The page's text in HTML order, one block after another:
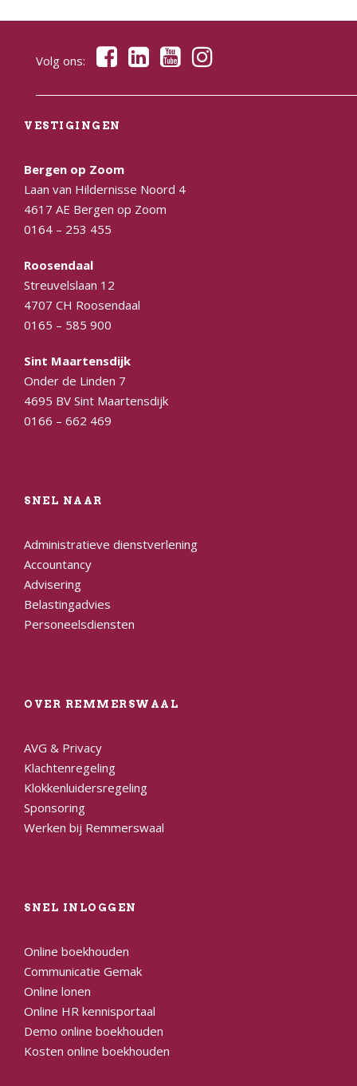
Volg ons:
VESTIGINGEN
Bergen op Zoom
Laan van Hildernisse Noord 4
4617 AE Bergen op Zoom
0164 – 253 455
Roosendaal
Streuvelslaan 12
4707 CH Roosendaal
0165 – 585 900
Sint Maartensdijk
Onder de Linden 7
4695 BV Sint Maartensdijk
0166 – 662 469
SNEL NAAR
Administratieve dienstverlening
Accountancy
Advisering
Belastingadvies
Personeelsdiensten
OVER REMMERSWAAL
AVG & Privacy
Klachtenregeling
Klokkenluidersregeling
Sponsoring
Werken bij Remmerswaal
SNEL INLOGGEN
Online boekhouden
Communicatie Gemak
Online lonen
Online HR kennisportaal
Demo online boekhouden
Kosten online boekhouden